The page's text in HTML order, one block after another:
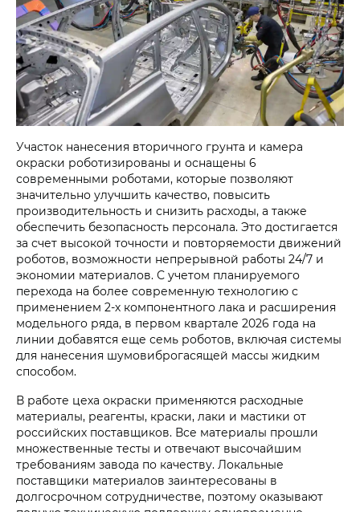
Участок нанесения вторичного грунта и камера
окраски роботизированы и оснащены 6
современными роботами, которые позволяют
значительно улучшить качество, повысить
производительность и снизить расходы, а также
обеспечить безопасность персонала. Это достигается
за счет высокой точности и повторяемости движений
роботов, возможности непрерывной работы 24/7 и
экономии материалов. С учетом планируемого
перехода на более современную технологию с
применением 2-х компонентного лака и расширения
модельного ряда, в первом квартале 2026 года на
линии добавятся еще семь роботов, включая системы
для нанесения шумовиброгасящей массы жидким
способом.
В работе цеха окраски применяются расходные
материалы, реагенты, краски, лаки и мастики от
российских поставщиков. Все материалы прошли
множественные тесты и отвечают высочайшим
требованиям завода по качеству. Локальные
поставщики материалов заинтересованы в
долгосрочном сотрудничестве, поэтому оказывают